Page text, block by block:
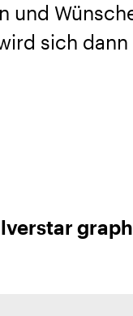
und
sich